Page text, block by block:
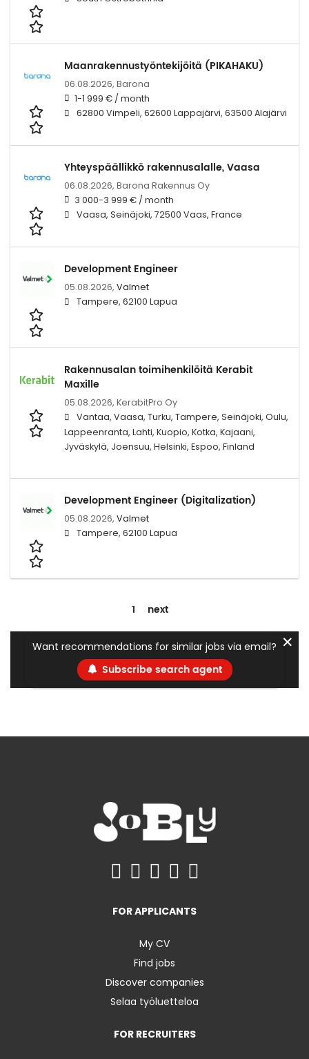
Maanrakennustyöntekijöitä (PIKAHAKU)
06.08.2026, Barona
1-1 999 € / month
62800 Vimpeli, 62600 Lappajärvi, 63500 Alajärvi
Yhteyspäällikkö rakennusalalle, Vaasa
06.08.2026, Barona Rakennus Oy
3 000-3 999 € / month
Vaasa, Seinäjoki, 72500 Vaas, France
Development Engineer
05.08.2026, Valmet
Tampere, 62100 Lapua
Rakennusalan toimihenkilöitä Kerabit
Maxille
05.08.2026, KerabitPro Oy
Vantaa, Vaasa, Turku, Tampere, Seinäjoki, Oulu,
Lappeenranta, Lahti, Kuopio, Kotka, Kajaani,
Jyväskylä, Joensuu, Helsinki, Espoo, Finland
Development Engineer (Digitalization)
05.08.2026, Valmet
Tampere, 62100 Lapua
1 next
Want recommendations for similar jobs via email?
Subscribe search agent
✕
FOR APPLICANTS
My CV
Find jobs
Discover companies
Selaa työluetteloa
FOR RECRUITERS